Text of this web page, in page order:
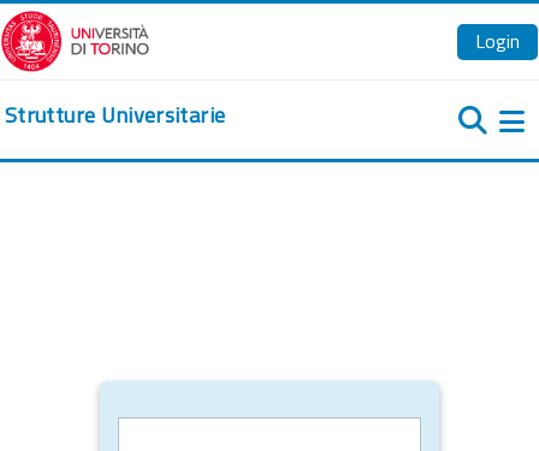
Vai al contenuto principale
Login
Strutture Universitarie